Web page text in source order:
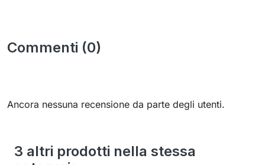
Commenti (0)
Ancora nessuna recensione da parte degli utenti.
3 altri prodotti nella stessa